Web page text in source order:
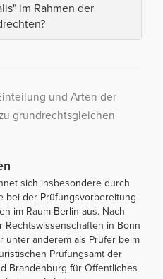
im Rahmen der
und Arten der
grundrechtsgleichen
sich insbesondere durch
bei der Prüfungsvorbereitung
im Raum Berlin aus. Nach
Rechtswissenschaften in Bonn
unter anderem als Prüfer beim
Prüfungsamt der
Brandenburg für Öffentliches